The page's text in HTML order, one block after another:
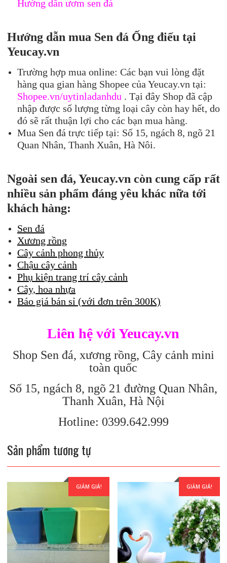
Hướng dẫn ươm sen đá
Hướng dẫn mua Sen đá Ống điếu tại
Yeucay.vn
Trường hợp mua online: Các bạn vui lòng đặt
hàng qua gian hàng Shopee của Yeucay.vn tại:
Shopee.vn/uytinladanhdu . Tại đây Shop đã cập
nhập được số lượng từng loại cây còn hay hết, do
đó sẽ rất thuận lợi cho các bạn mua hàng.
Mua Sen đá trực tiếp tại: Số 15, ngách 8, ngõ 21
Quan Nhân, Thanh Xuân, Hà Nôi.
Ngoài sen đá, Yeucay.vn còn cung cấp rất
nhiều sản phẩm đáng yêu khác nữa tới
khách hàng:
Sen đá
Xương rồng
Cây cảnh phong thủy
Chậu cây cảnh
Phụ kiện trang trí cây cảnh
Cây, hoa nhựa
Báo giá bán sỉ (với đơn trên 300K)
Liên hệ với Yeucay.vn
Shop Sen đá, xương rồng, Cây cảnh mini
toàn quốc
Số 15, ngách 8, ngõ 21 đường Quan Nhân,
Thanh Xuân, Hà Nội
Hotline: 0399.642.999
Sản phẩm tương tự
GIẢM GIÁ! GIẢM GIÁ!